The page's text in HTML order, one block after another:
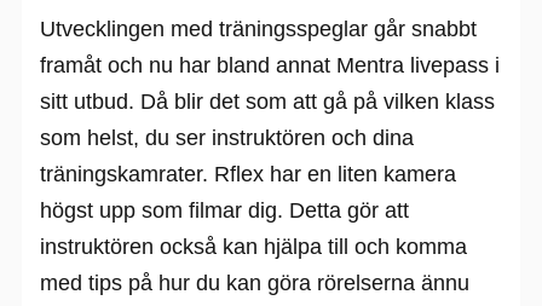
Utvecklingen med träningsspeglar går snabbt
framåt och nu har bland annat Mentra livepass i
sitt utbud. Då blir det som att gå på vilken klass
som helst, du ser instruktören och dina
träningskamrater. Rflex har en liten kamera
högst upp som filmar dig. Detta gör att
instruktören också kan hjälpa till och komma
med tips på hur du kan göra rörelserna ännu